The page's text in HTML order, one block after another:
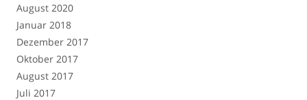
August 2020
Januar 2018
Dezember 2017
Oktober 2017
August 2017
Juli 2017